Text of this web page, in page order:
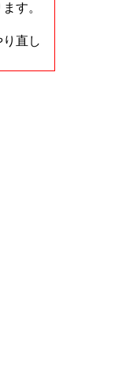
す。
直し